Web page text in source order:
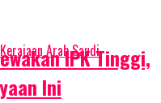
Arab Saudi
IPK Tinggi,
Ini